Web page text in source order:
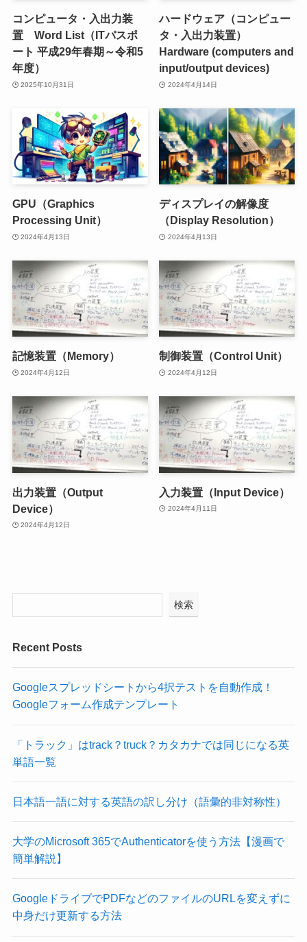
コンピュータ・入出力装
置 Word List（ITパスポ
ート 平成29年春期～令和5
年度）
2025年10月31日
ハードウェア（コンピュー
タ・入出力装置）
Hardware (computers and
input/output devices)
2024年4月14日
GPU（Graphics
Processing Unit）
2024年4月13日
ディスプレイの解像度
（Display Resolution）
2024年4月13日
記憶装置（Memory）
2024年4月12日
制御装置（Control Unit）
2024年4月12日
出力装置（Output
Device）
2024年4月12日
入力装置（Input Device）
2024年4月11日
検索
Recent Posts
Googleスプレッドシートから4択テストを自動作成！
Googleフォーム作成テンプレート
「トラック」はtrack？truck？カタカナでは同じになる英
単語一覧
日本語一語に対する英語の訳し分け（語彙的非対称性）
大学のMicrosoft 365でAuthenticatorを使う方法【漫画で
簡単解説】
GoogleドライブでPDFなどのファイルのURLを変えずに
中身だけ更新する方法